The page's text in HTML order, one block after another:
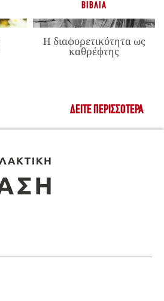
ΒΙΒΛΊΑ
Η διαφορετικότητα ως
καθρέφτης
ΔΕΊΤΕ ΠΕΡΙΣΣΌΤΕΡΑ